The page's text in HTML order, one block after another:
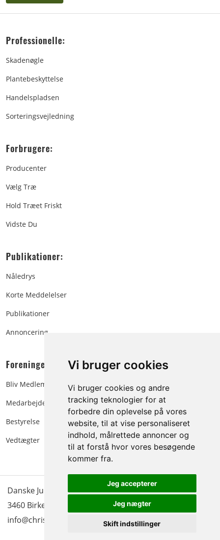
Vi bruger cookies
Vi bruger cookies og andre
tracking teknologier for at
forbedre din oplevelse på vores
website, til at vise personaliseret
indhold, målrettede annoncer og
til at forstå hvor vores besøgende
kommer fra.
Jeg accepterer
Jeg nægter
Skift indstillinger
Professionelle:
Skadenøgle
Plantebeskyttelse
Handelspladsen
Sorteringsvejledning
Forbrugere:
Producenter
Vælg Træ
Hold Træet Friskt
Vidste Du
Publikationer:
Nåledrys
Korte Meddelelser
Publikationer
Annoncering
Foreningen:
Bliv Medlem
Medarbejdere
Bestyrelse
Vedtægter
Danske Juletræer - træer & grønt | Blokken 15 | DK-
3460 Birkerød |
Tlf.: 45 35 24 12|
info@christmastree.dk